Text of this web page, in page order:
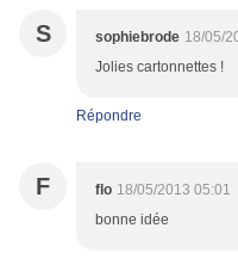
S sophiebrode 18/05/
Jolies cartonnettes !
Répondre
F flo 18/05/2013 05:01
bonne idée